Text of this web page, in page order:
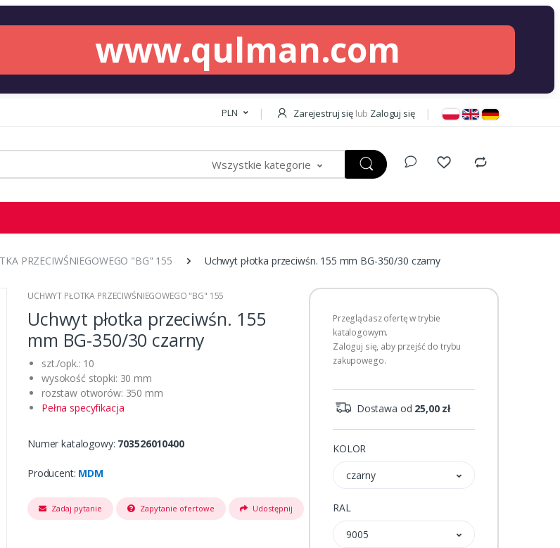
www.qulman.com
PLN Zarejestruj się lub Zaloguj się
Wszystkie kategorie
PRZECIWŚNIEGOWEGO "BG" 155 Uchwyt płotka przeciwśn. 155 mm BG-350/30 czarny
UCHWYT PŁOTKA PRZECIWŚNIEGOWEGO "BG" 155
Uchwyt płotka przeciwśn. 155
mm BG-350/30 czarny
szt./opk.: 10
wysokość stopki: 30 mm
rozstaw otworów: 350 mm
Pełna specyfikacja
Numer katalogowy: 703526010400
Producent: MDM
Zadaj pytanie Zapytanie ofertowe Udostępnij
Przeglądasz ofertę w trybie
katalogowym.
Zaloguj się, aby przejść do trybu
zakupowego.
Dostawa od 25,00 zł
KOLOR
czarny
RAL
9005